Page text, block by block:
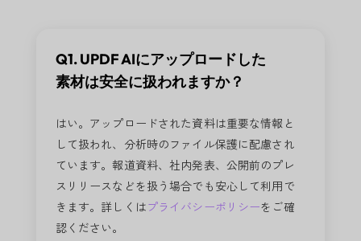
Q1. UPDF AIにアップロードした
素材は安全に扱われますか？
はい。アップロードされた資料は重要な情報と
して扱われ、分析時のファイル保護に配慮され
ています。報道資料、社内発表、公開前のプレ
スリリースなどを扱う場合でも安心して利用で
きます。詳しくはプライバシーポリシーをご確
認ください。